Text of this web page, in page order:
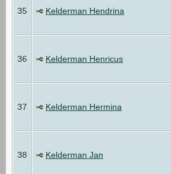
35 Kelderman Hendrina
36 Kelderman Henricus
37 Kelderman Hermina
38 Kelderman Jan